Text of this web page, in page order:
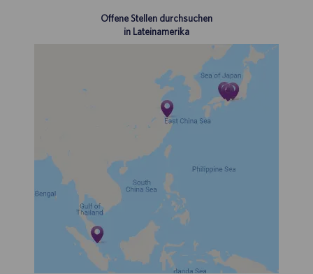
Offene Stellen durchsuchen
in Lateinamerika